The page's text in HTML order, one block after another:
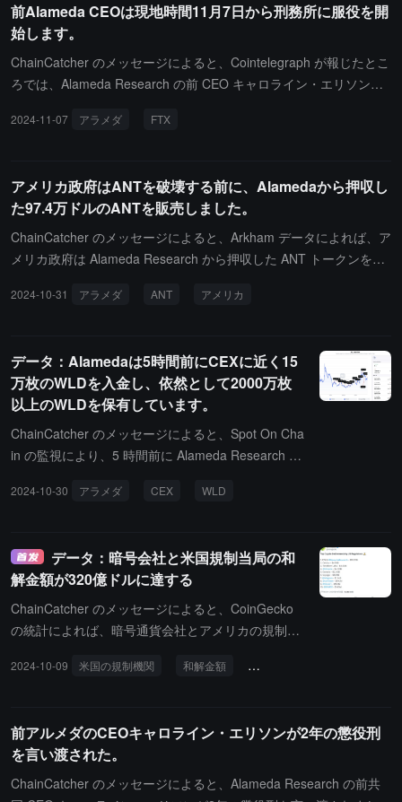
ドルで購入したサンフランシスコの 2 つのアパートの合法的な所有
権を放棄することにも同意しました。文書によれば、彼は FTX に
対して約 7000 万ドルの請求権を債権者に譲渡することにも同意
し、これらの請求は撤回されることになります。
前Alameda CEOは現地時間11月7日から刑務所に服役を開
始します。
ChainCatcher のメッセージによると、Cointelegraph が報じたとこ
ろでは、Alameda Research の前 CEO キャロライン・エリソン
暗号取引所 FTX の犯罪活動への関与です。この記事が公開された
種、性別が提供されています。9 月 24 日、アメリカニューヨーク
南区地方裁判所のルイス・カプラン判事はエリソンに対して 2 年の
懲役を言い渡し、彼女は最も早く 11 月 7 日に自首する見込みで
す。
2024-11-07 アラメダ FTX
アメリカ政府はANTを破壊する前に、Alamedaから押収し
た97.4万ドルのANTを販売しました。
ChainCatcher のメッセージによると、Arkham データによれば、ア
メリカ政府は Alameda Research から押収した ANT トークンを販
たもので、ウォレット内には約 97.4 万ドル相当の暗号通貨があり
クンが償還されることになりました。ユーザーは 2024年11月2日ま
でに自分の ANT トークンを交換する必要があります。償還後、す
べての ANT トークンは焼却されるため、「今後 ANT を保有し続け
ることには何の意味もない」ということになります。
2024-10-31 アラメダ ANT アメリカ
データ：Alamedaは5時間前にCEXに近く15
万枚のWLDを入金し、依然として2000万枚
以上のWLDを保有しています。
ChainCatcher のメッセージによると、Spot On Cha
in の監視により、5 時間前に Alameda Research が
たことが確認されました。8 月 9 日以来、彼らは分
用される可能性があります。彼らはまだ 23,010,000
WLD（47,600,000 米ドル）を保有しており、現在
のペースでは、これらの残りのトークンを完全に清
算するには 3 年以上かかる可能性があります。
2024-10-30 アラメダ CEX WLD
データ：暗号会社と米国規制当局の和
解金額が320億ドルに達する
ChainCatcher のメッセージによると、CoinGecko
の統計によれば、暗号通貨会社とアメリカの規制当
り、その中で最も大きな金額は FTX と Alameda の
となっています。
2024-10-09 米国の規制機関 和解金額 Celcius
前アルメダのCEOキャロライン・エリソンが2年の懲役刑
を言い渡された。
ChainCatcher のメッセージによると、Alameda Research の前共